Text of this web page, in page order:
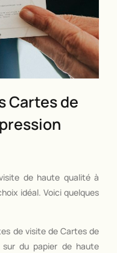
Cartes de
de haute qualité à
idéal. Voici quelques
de visite de Cartes de
du papier de haute